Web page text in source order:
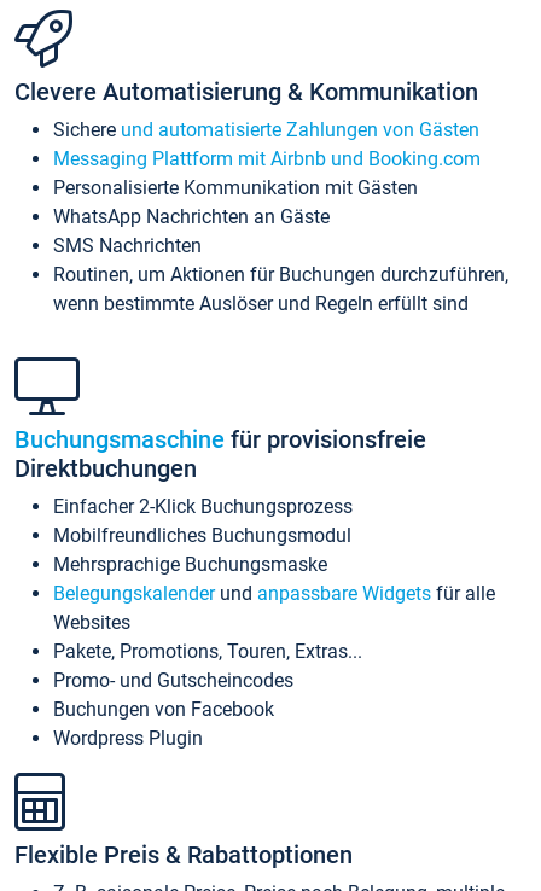
Clevere Automatisierung & Kommunikation
Sichere und automatisierte Zahlungen von Gästen
Messaging Plattform mit Airbnb und Booking.com
Personalisierte Kommunikation mit Gästen
WhatsApp Nachrichten an Gäste
SMS Nachrichten
Routinen, um Aktionen für Buchungen durchzuführen,
wenn bestimmte Auslöser und Regeln erfüllt sind
Buchungsmaschine für provisionsfreie
Direktbuchungen
Einfacher 2-Klick Buchungsprozess
Mobilfreundliches Buchungsmodul
Mehrsprachige Buchungsmaske
Belegungskalenderund anpassbare Widgets für alle
Websites
Pakete, Promotions, Touren, Extras...
Promo- und Gutscheincodes
Buchungen von Facebook
Wordpress Plugin
Flexible Preis & Rabattoptionen